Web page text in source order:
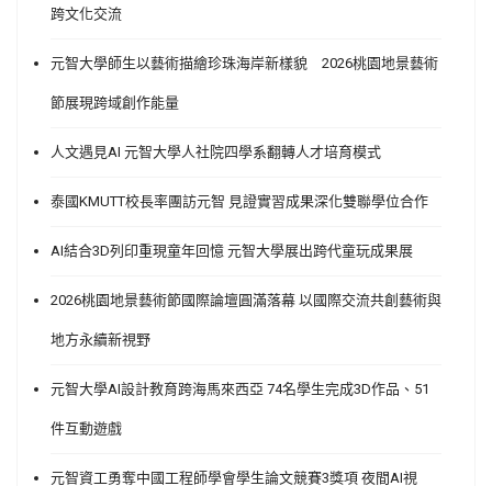
跨文化交流
元智大學師生以藝術描繪珍珠海岸新樣貌 2026桃園地景藝術
節展現跨域創作能量
人文遇見AI 元智大學人社院四學系翻轉人才培育模式
泰國KMUTT校長率團訪元智 見證實習成果深化雙聯學位合作
AI結合3D列印重現童年回憶 元智大學展出跨代童玩成果展
2026桃園地景藝術節國際論壇圓滿落幕 以國際交流共創藝術與
地方永續新視野
元智大學AI設計教育跨海馬來西亞 74名學生完成3D作品、51
件互動遊戲
元智資工勇奪中國工程師學會學生論文競賽3獎項 夜間AI視